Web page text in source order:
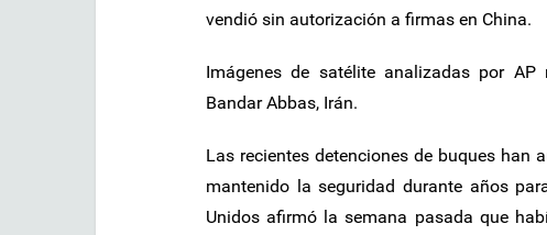
vendió sin autorización a firmas en China.
Imágenes de satélite analizadas por
Bandar Abbas, Irán.
Las recientes detenciones de buques han
mantenido la seguridad durante años
Unidos afirmó la semana pasada que